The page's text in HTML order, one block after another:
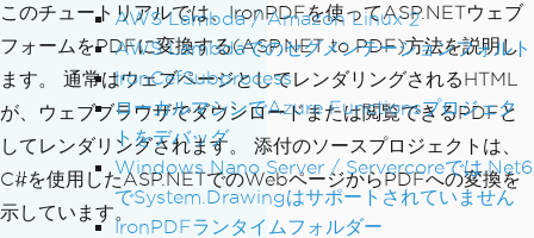
AWS Lambda / Amazon Linux 2
AWS Lambdaでのセグメンテーションフォルト
IronCefSubprocess
ローカルマシンでAzure Functionsプロジェク
トをデバッグ
Windows Nano Server / Servercoreでは.Net6
でSystem.Drawingはサポートされていません
IronPDFランタイムフォルダー
このチュートリアルでは、IronPDFを使ってASP.NETウェブ
フォームをPDFに変換する(ASP.NET to PDF)方法を説明し
ます。 通常はウェブページとしてレンダリングされるHTML
が、ウェブブラウザでダウンロードまたは閲覧できるPDFと
してレンダリングされます。 添付のソースプロジェクトは、
C#を使用したASP.NETでのWebページからPDFへの変換を
示しています。